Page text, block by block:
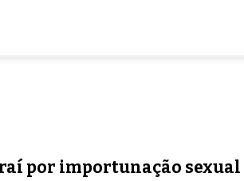
por importunação